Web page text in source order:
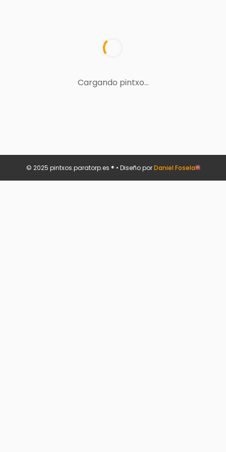
Cargando pintxo...
© 2025 pintxos.paratorp.es ® • Diseño porDaniel Fosela